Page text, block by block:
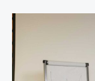
Mundial
de
futbol